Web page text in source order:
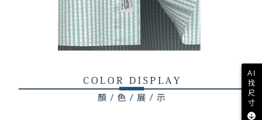
AI
找
尺
寸